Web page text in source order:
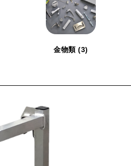
金物類(3)